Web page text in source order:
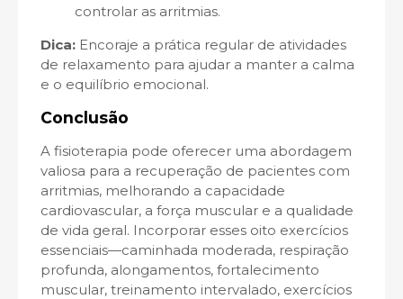
controlar as arritmias.
Dica: Encoraje a prática regular de atividades
de relaxamento para ajudar a manter a calma
e o equilíbrio emocional.
Conclusão
A fisioterapia pode oferecer uma abordagem
valiosa para a recuperação de pacientes com
arritmias, melhorando a capacidade
cardiovascular, a força muscular e a qualidade
de vida geral. Incorporar esses oito exercícios
essenciais—caminhada moderada, respiração
profunda, alongamentos, fortalecimento
muscular, treinamento intervalado, exercícios